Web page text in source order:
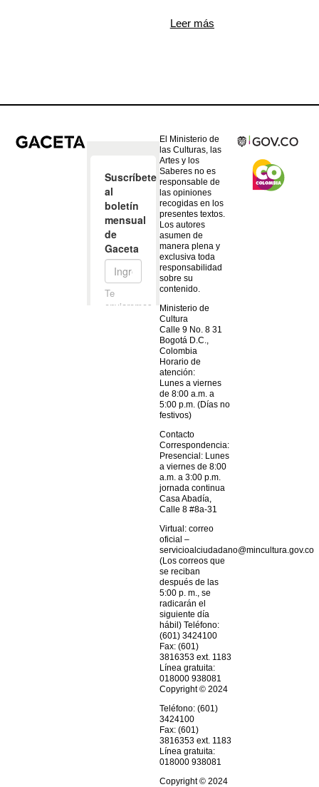
Leer más
El Ministerio de
las Culturas, las
Artes y los
Saberes no es
responsable de
las opiniones
recogidas en los
presentes textos.
Los autores
asumen de
manera plena y
exclusiva toda
responsabilidad
sobre su
contenido.
Ministerio de
Cultura
Calle 9 No. 8 31
Bogotá D.C.,
Colombia
Horario de
atención:
Lunes a viernes
de 8:00 a.m. a
5:00 p.m. (Días no
festivos)
Contacto
Correspondencia:
Presencial: Lunes
a viernes de 8:00
a.m. a 3:00 p.m.
jornada continua
Casa Abadía,
Calle 8 #8a-31
Virtual: correo
oficial –
servicioalciudadano@mincultura.gov.co
(Los correos que
se reciban
después de las
5:00 p. m., se
radicarán el
siguiente día
hábil) Teléfono:
(601) 3424100
Fax: (601)
3816353 ext. 1183
Línea gratuita:
018000 938081
Copyright © 2024
Teléfono: (601)
3424100
Fax: (601)
3816353 ext. 1183
Línea gratuita:
018000 938081
Copyright © 2024